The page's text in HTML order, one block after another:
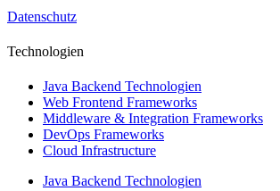
Datenschutz
Technologien
Java Backend Technologien
Web Frontend Frameworks
Middleware & Integration Frameworks
DevOps Frameworks
Cloud Infrastructure
Java Backend Technologien